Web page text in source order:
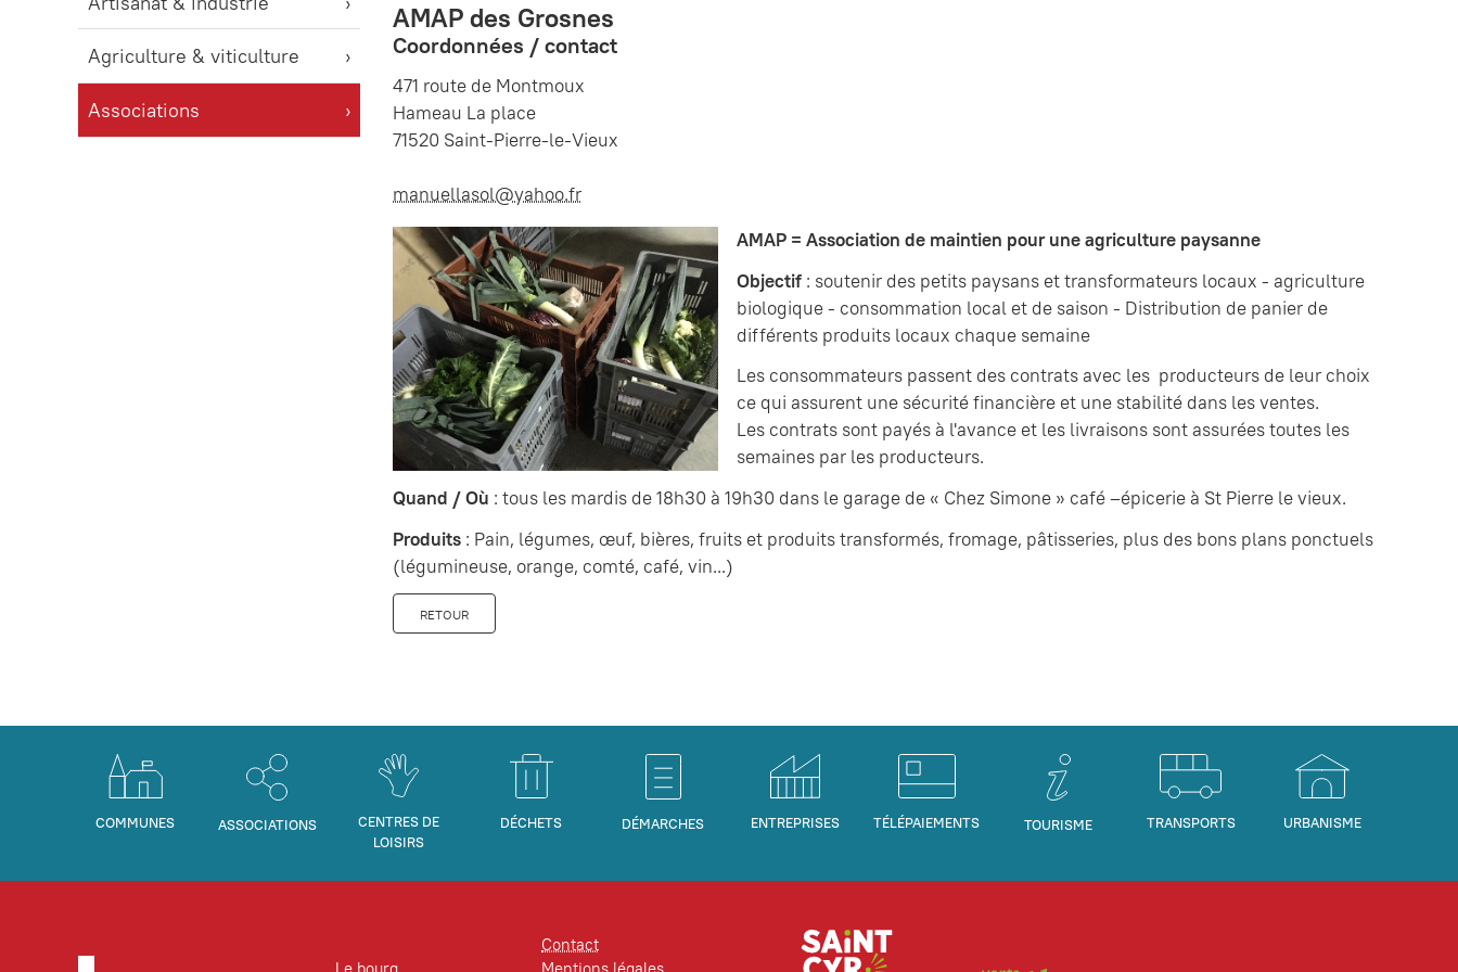
Agriculture & viticulture
Associations
AMAP des Grosnes
Coordonnées / contact
471 route de Montmoux
Hameau La place
71520 Saint-Pierre-le-Vieux
manuellasol@yahoo.fr
AMAP = Association de maintien pour une agriculture paysanne
Objectif : soutenir des petits paysans et transformateurs locaux - agriculture
biologique - consommation local et de saison - Distribution de panier de
différents produits locaux chaque semaine
Les consommateurs passent des contrats avec les producteurs de leur choix
ce qui assurent une sécurité financière et une stabilité dans les ventes.
Les contrats sont payés à l'avance et les livraisons sont assurées toutes les
semaines par les producteurs.
Quand / Où : tous les mardis de 18h30 à 19h30 dans le garage de « Chez Simone » café –épicerie à St Pierre le vieux.
Produits : Pain, légumes, œuf, bières, fruits et produits transformés, fromage, pâtisseries, plus des bons plans ponctuels
(légumineuse, orange, comté, café, vin...)
RETOUR
COMMUNES ASSOCIATIONS
CENTRES DE
LOISIRS
DÉCHETS DÉMARCHES ENTREPRISES TÉLÉPAIEMENTS TOURISME TRANSPORTS URBANISME
Le bourg
Contact
Mentions légales